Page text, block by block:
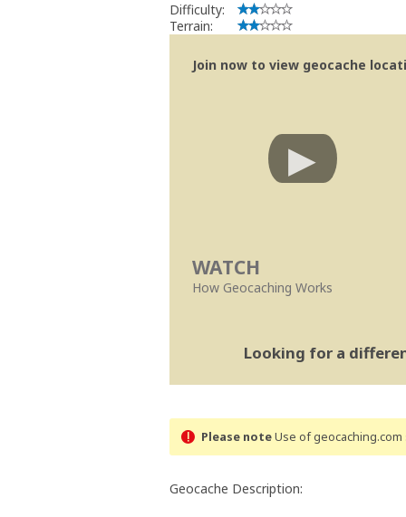
Difficulty:
Terrain:
Join now to view geocache
WATCH
How Geocaching Works
Looking for a
Please noteUse of
Geocache Description: